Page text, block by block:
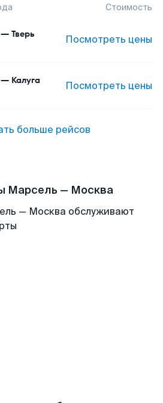
Стоимость
— Тверь Посмотреть цены
— Калуга Посмотреть цены
больше рейсов
Марсель — Москва
— Москва обслуживают